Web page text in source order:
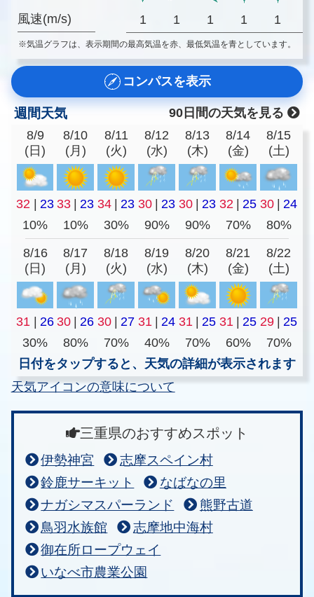
風速(m/s) 1 1 1 1 1
※気温グラフは、表示期間の最高気温を赤、最低気温を青としています。
コンパスを表示
週間天気
90日間の天気を見る
8/9
(日)
8/10
(月)
8/11
(火)
8/12
(水)
8/13
(木)
8/14
(金)
8/15
(土)
32 | 23 33 | 23 34 | 23 30 | 23 30 | 23 32 | 25 30 | 24
10%
10% 30% 90% 90% 70% 80%
8/16
(日)
8/17
(月)
8/18
(火)
8/19
(水)
8/20
(木)
8/21
(金)
8/22
(土)
31 | 26 30 | 26 30 | 27 31 | 24 31 | 25 31 | 25 29 | 25
30%
80% 70% 40% 70% 60%
70%
日付をタップすると、天気の詳細が表示されます
天気アイコンの意味について
三重県のおすすめスポット
伊勢神宮
志摩スペイン村
鈴鹿サーキット
なばなの里
ナガシマスパーランド
熊野古道
鳥羽水族館
志摩地中海村
御在所ロープウェイ
いなべ市農業公園